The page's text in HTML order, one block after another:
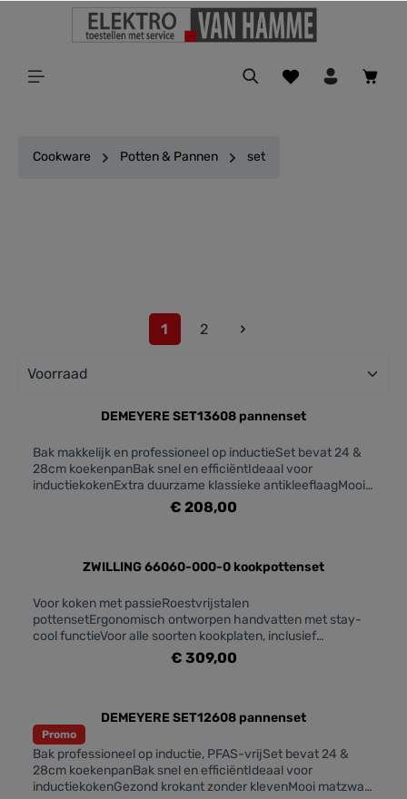
Cookware Potten & Pannen set
1 2
DEMEYERE SET13608 pannenset
Bak makkelijk en professioneel op inductieSet bevat 24 &
28cm koekenpanBak snel en efficiëntIdeaal voor
inductiekokenExtra duurzame klassieke antikleeflaagMooi
matzwart met blinkende greepSnelle warmtegeleiding
€ 208,00
ZWILLING 66060-000-0 kookpottenset
Voor koken met passieRoestvrijstalen
pottensetErgonomisch ontworpen handvatten met stay-
cool functieVoor alle soorten kookplaten, inclusief
inductieGeïntegreerde vulschaal
€ 309,00
Promo
DEMEYERE SET12608 pannenset
Bak professioneel op inductie, PFAS-vrijSet bevat 24 &
28cm koekenpanBak snel en efficiëntIdeaal voor
inductiekokenGezond krokant zonder klevenMooi matzwart